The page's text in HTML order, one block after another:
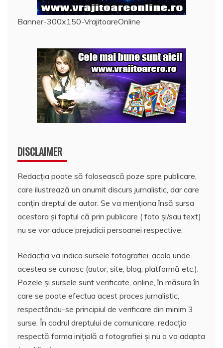
Banner-300x150-VrajitoareOnline
DISCLAIMER
Redacția poate să folosească poze spre publicare,
care ilustrează un anumit discurs jurnalistic, dar care
conțin dreptul de autor. Se va menționa însă sursa
acestora și faptul că prin publicare ( foto și/sau text)
nu se vor aduce prejudicii persoanei respective.
Redacția va indica sursele fotografiei, acolo unde
acestea se cunosc (autor, site, blog, platformă etc.).
Pozele și sursele sunt verificate, online, în măsura în
care se poate efectua acest proces jurnalistic,
respectându-se principiul de verificare din minim 3
surse. În cadrul dreptului de comunicare, redacția
respectă forma inițială a fotografiei și nu o va adapta